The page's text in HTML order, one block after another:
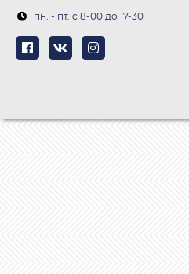
пн. - пт. c 8-00 до 17-30